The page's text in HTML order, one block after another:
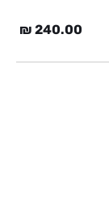
240.00
₪